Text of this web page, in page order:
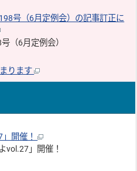
号（6月定例会）の記事訂正に
（6月定例会）
ります
」開催！
vol.27」開催！